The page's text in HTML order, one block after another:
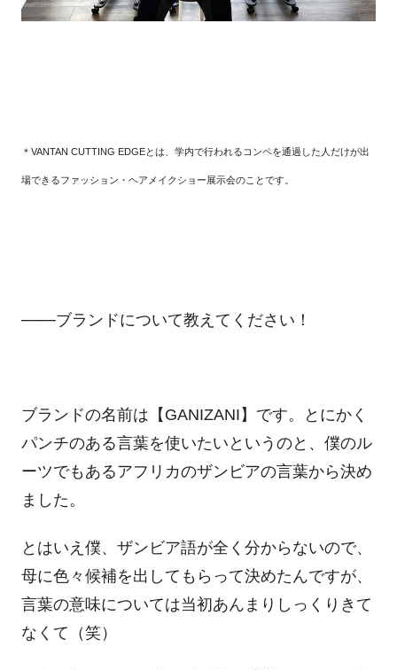
＊ VANTAN CUTTING EDGEとは、学内で行われるコンペを通過した人だけが出
場できるファッション・ヘアメイクショー展示会のことです。
───ブランドについて教えてください！
ブランドの名前は【 GANIZANI 】です。とにかく
パンチのある言葉を使いたいというのと、僕のル
ーツでもあるアフリカのザンビアの言葉から決め
ました。
とはいえ僕、ザンビア語が全く分からないので、
母に色々候補を出してもらって決めたんですが、
言葉の意味については当初あんまりしっくりきて
なくて（笑）